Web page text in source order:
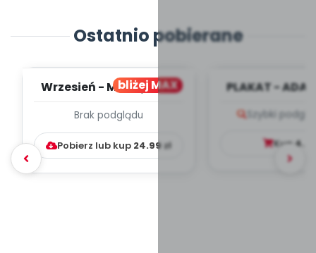
Ostatnio pobierane
bliżej MAX
Wrzesień - MIESIĘCZNY
WYCHOWAWCZO –
DYDAKTYC...
Brak podglądu
Pobierz lub kup 24.99zł
PLAKAT -
Szybki
Kup